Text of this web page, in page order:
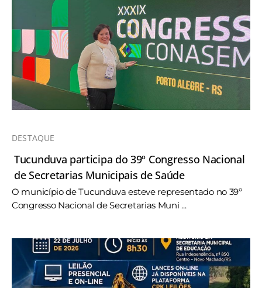
DESTAQUE
Tucunduva participa do 39º Congresso Nacional
de Secretarias Municipais de Saúde
O município de Tucunduva esteve representado no 39º
Congresso Nacional de Secretarias Muni ...